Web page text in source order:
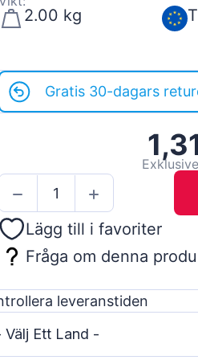
2.00 kg
Gratis 30-dagars
Lägg till i favoriter
Fråga om denna
leveranstiden
Välj Ett Land -